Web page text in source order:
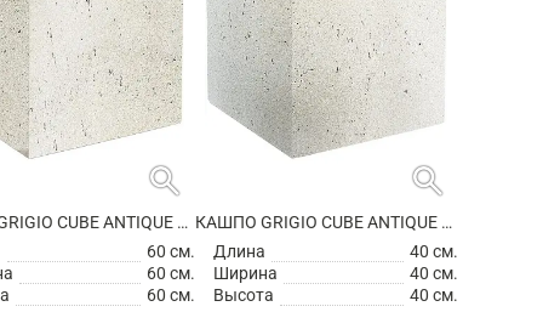
search
КАШПО GRIGIO CUBE ANTIQUE WHITE НА КОЛЕСИКАХ
60 см.
60 см.
60 см.
search
КАШПО GRIGIO CUBE ANTIQUE WHITE
Длина
40 см.
Ширина
40 см.
Высота
40 см.